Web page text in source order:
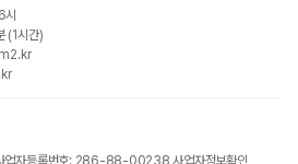
(1시간)
사업자등록번호: 286-88-00238 사업자정보확인